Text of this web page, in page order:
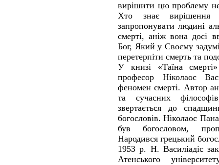
вирішити цю проблему
Хто знає вирішення
запропонувати людині
смерті, аніж вона досі
Бог, Який у Своєму
перетерпіти смерть та
У книзі «Таїна
професор Ніколаос
феномен смерті. Автор
та сучасних
звертається до
богословів. Ніколаос
був богословом,
Народився грецький
1953 р. Н. Василіадіс
Атенського